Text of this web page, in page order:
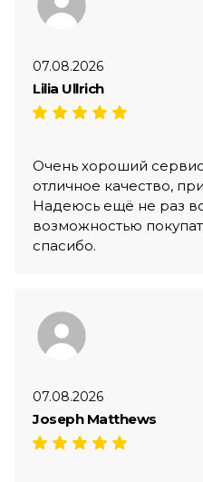
07.08.2026
Lilia Ullrich
Очень хороший
отличное качество,
Надеюсь ещё не раз
возможностью
спасибо.
07.08.2026
Joseph Matthews